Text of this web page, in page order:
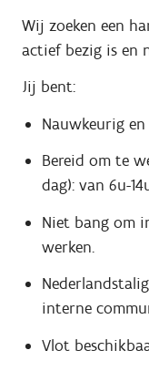
Wij zoeken een
actief bezig is en
Jij bent:
Nauwkeurig en
Bereid om te
dag): van 6u-
Niet bang om
werken.
interne
Vlot